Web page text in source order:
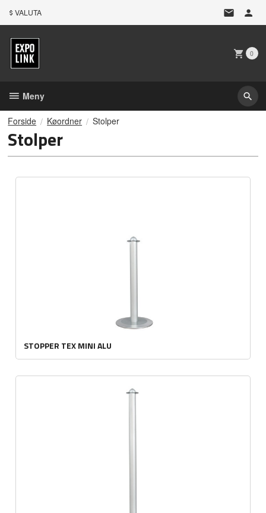
VALUTA
0
Meny
Forside Køordner Stolper
Stolper
STOPPER TEX MINI ALU